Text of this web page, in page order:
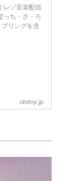
レゾ音楽配信
っち・ざ・ろ
リングを含
ototoy.jp